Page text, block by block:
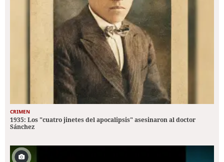
CRIMEN
1935: Los "cuatro jinetes del apocalipsis" asesinaron al doctor
Sánchez